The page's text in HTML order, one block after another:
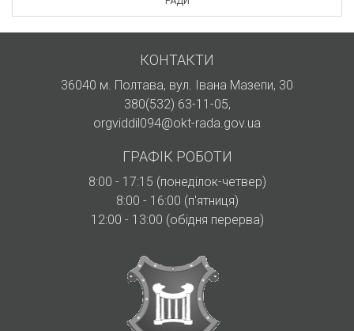
КОНТАКТИ
36040 м. Полтава, вул. Івана Мазепи, 30
380(532) 63-11-05,
orgviddil094@okt-rada.gov.ua
ГРАФІК РОБОТИ
8:00 - 17:15 (понеділок-четвер)
8:00 - 16:00 (п'ятниця)
12:00 - 13:00 (обідня перерва)